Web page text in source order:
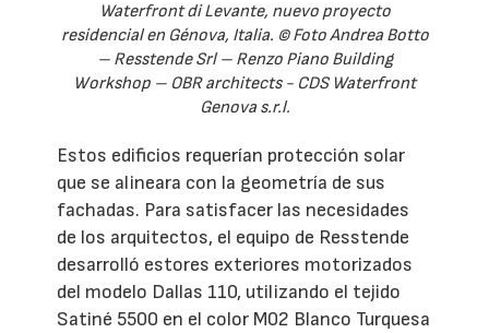
Waterfront di Levante, nuevo proyecto
residencial en Génova, Italia. © Foto Andrea Botto
– Resstende Srl – Renzo Piano Building
Workshop – OBR architects - CDS Waterfront
Genova s.r.l.
Estos edificios requerían protección solar
que se alineara con la geometría de sus
fachadas. Para satisfacer las necesidades
de los arquitectos, el equipo de Resstende
desarrolló estores exteriores motorizados
del modelo Dallas 110, utilizando el tejido
Satiné 5500 en el color M02 Blanco Turquesa